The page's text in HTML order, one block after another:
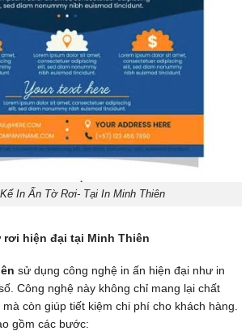
In Ấn Tờ Rơi- Tại In Minh Thiên
hiện đại tại Minh Thiên
sử dụng công nghệ in ấn hiện đại như in
Công nghệ này không chỉ mang lại chất
còn giúp tiết kiệm chi phí cho khách hàng.
gồm các bước: